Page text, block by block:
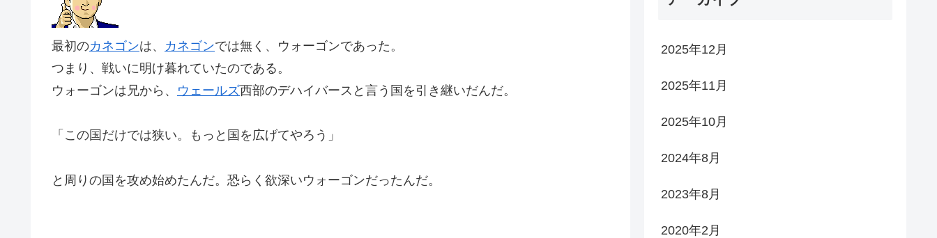
最初のカネゴンは、 カネゴンでは無く、ウォーゴンであった。
つまり、戦いに明け暮れていたのである。
ウォーゴンは兄から、 ウェールズ西部のデハイバースと言う国を引き継いだんだ。
「この国だけでは狭い。もっと国を広げてやろう」
と周りの国を攻め始めたんだ。恐らく欲深いウォーゴンだったんだ。
2025年12月
2025年11月
2025年10月
2024年8月
2023年8月
2020年2月